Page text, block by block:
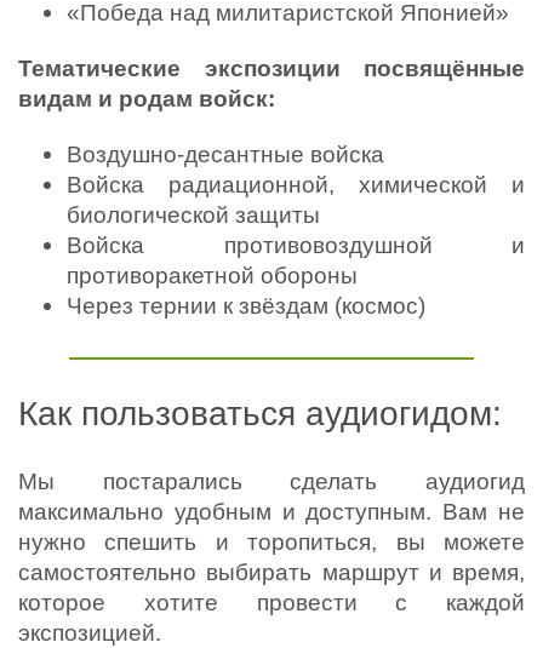
«Победа над милитаристской Японией»
Тематические экспозиции посвящённые
видам и родам войск:
Воздушно-десантные войска
Войска радиационной, химической и
биологической защиты
Войска противовоздушной и
противоракетной обороны
Через тернии к звёздам (космос)
Как пользоваться аудиогидом:
Мы постарались сделать аудиогид
максимально удобным и доступным. Вам не
нужно спешить и торопиться, вы можете
самостоятельно выбирать маршрут и время,
которое хотите провести с каждой
экспозицией.